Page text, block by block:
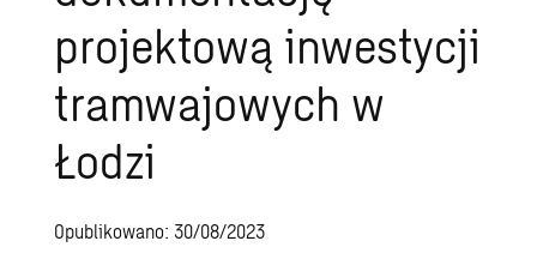
projektową inwestycji
tramwajowych w
Łodzi
Opublikowano: 30/08/2023